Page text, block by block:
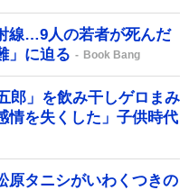
線…9人の若者が死んだ
」に迫る
Book Bang
郎」を飲み干しゲロまみ
を失くした」子供時代
原タニシがいわくつきの